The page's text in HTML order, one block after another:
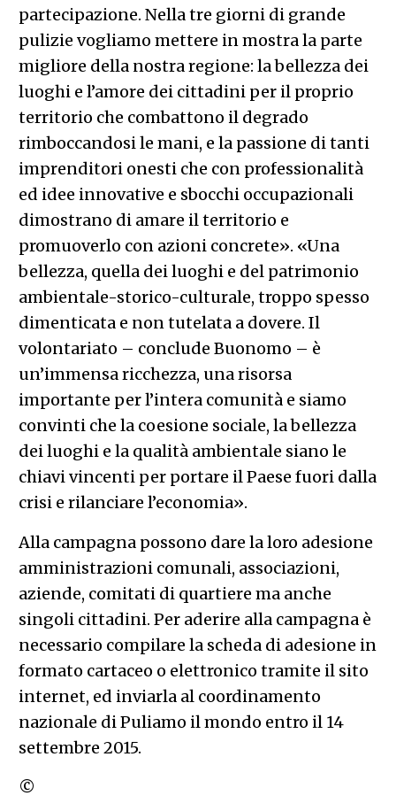
partecipazione. Nella tre giorni di grande
pulizie vogliamo mettere in mostra la parte
migliore della nostra regione: la bellezza dei
luoghi e l’amore dei cittadini per il proprio
territorio che combattono il degrado
rimboccandosi le mani, e la passione di tanti
imprenditori onesti che con professionalità
ed idee innovative e sbocchi occupazionali
dimostrano di amare il territorio e
promuoverlo con azioni concrete». «Una
bellezza, quella dei luoghi e del patrimonio
ambientale-storico-culturale, troppo spesso
dimenticata e non tutelata a dovere. Il
volontariato – conclude Buonomo – è
un’immensa ricchezza, una risorsa
importante per l’intera comunità e siamo
convinti che la coesione sociale, la bellezza
dei luoghi e la qualità ambientale siano le
chiavi vincenti per portare il Paese fuori dalla
crisi e rilanciare l’economia».
Alla campagna possono dare la loro adesione
amministrazioni comunali, associazioni,
aziende, comitati di quartiere ma anche
singoli cittadini. Per aderire alla campagna è
necessario compilare la scheda di adesione in
formato cartaceo o elettronico tramite il sito
internet, ed inviarla al coordinamento
nazionale di Puliamo il mondo entro il 14
settembre 2015.
©